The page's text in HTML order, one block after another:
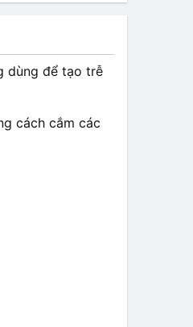
dùng để tạo trễ
cách cắm các